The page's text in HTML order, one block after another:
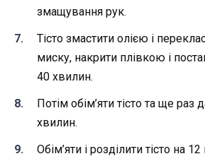
змащування рук.
Тісто змастити олією і
миску, накрити плівкою і
40 хвилин.
Потім обім’яти тісто та ще раз
хвилин.
Обім’яти і розділити тісто на